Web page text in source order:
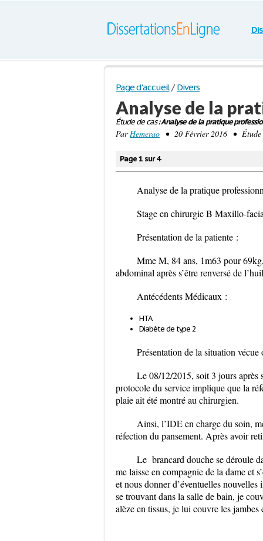
Page d'accueil / Divers
Analyse de la
Étude de cas: Analyse de la pratique
ParHemerao • 20 Février 2016 • Étude
Page 1 sur 4
Analyse de la pratique
Stage en chirurgie B Maxillo-
Présentation de la patiente :
Mme M, 84 ans, 1m63 pour
abdominal après s’être renversé de
Antécédents Médicaux :
HTA
Diabète de type 2
Présentation de la situation
Le 08/12/2015, soit 3 jours
protocole du service implique que la
plaie ait été montré au chirurgien.
Ainsi, l’IDE en charge du soin,
réfection du pansement. Après avoir
Le brancard douche se déroule
me laisse en compagnie de la dame et
et nous donner d’éventuelles
se trouvant dans la salle de bain, je
alèze en tissus, je lui couvre les